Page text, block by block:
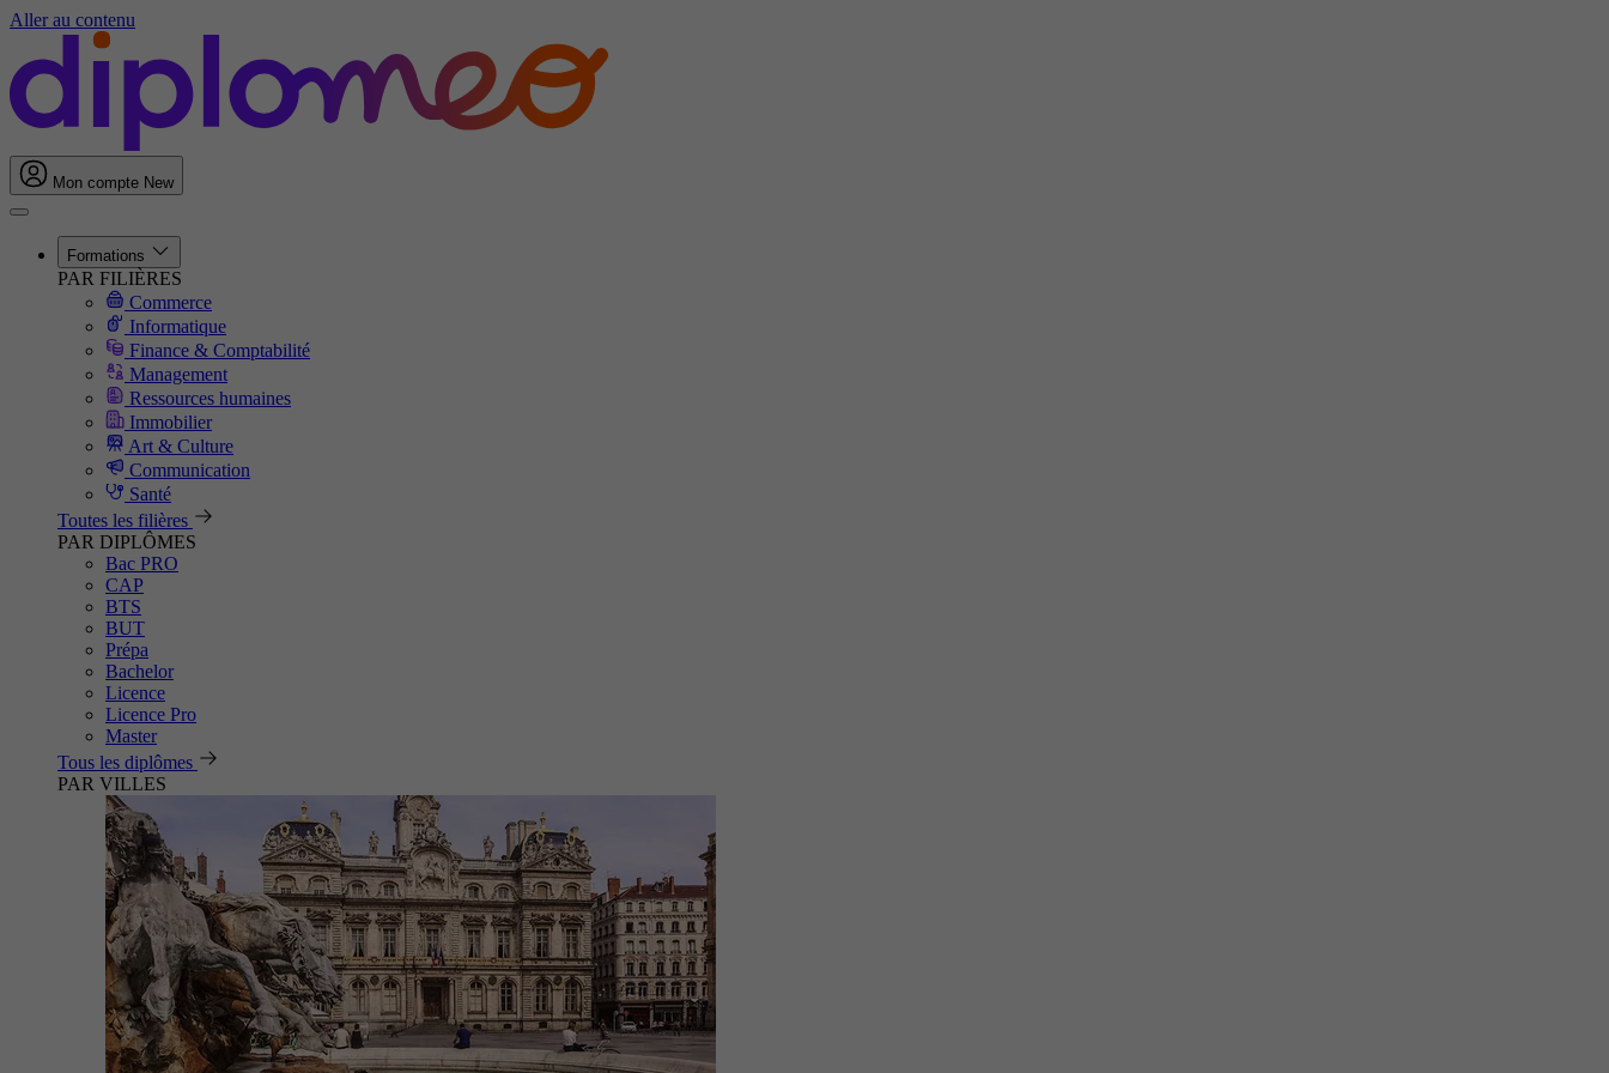
Aller au contenu
Mon compte New
Formations
PAR FILIÈRES
Commerce
Informatique
Finance & Comptabilité
Management
Ressources humaines
Immobilier
Art & Culture
Communication
Santé
Toutes les filières
PAR DIPLÔMES
Bac PRO
CAP
BTS
BUT
Prépa
Bachelor
Licence
Licence Pro
Master
Tous les diplômes
PAR VILLES